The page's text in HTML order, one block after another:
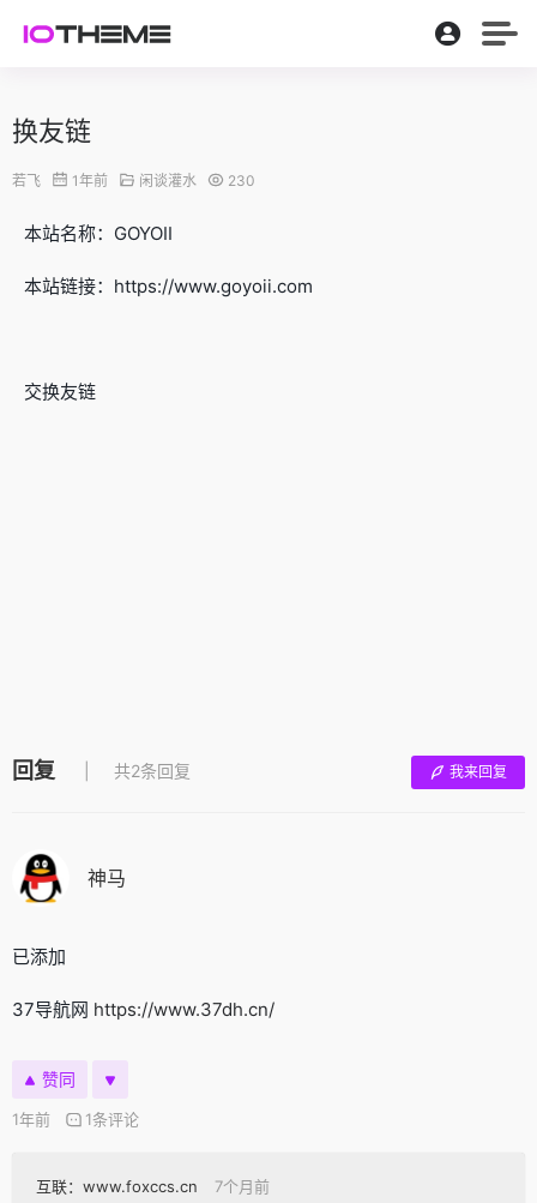
换友链
若飞 1年前 闲谈灌水 230
本站名称：GOYOII
本站链接：https://www.goyoii.com
交换友链
回复 共2条回复 我来回复
神马
已添加
37导航网 https://www.37dh.cn/
赞同
1年前 1条评论
互联：www.foxccs.cn 7个月前